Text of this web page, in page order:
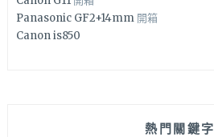
Panasonic GF2+14mm 開箱
Canon is850
熱門關鍵字